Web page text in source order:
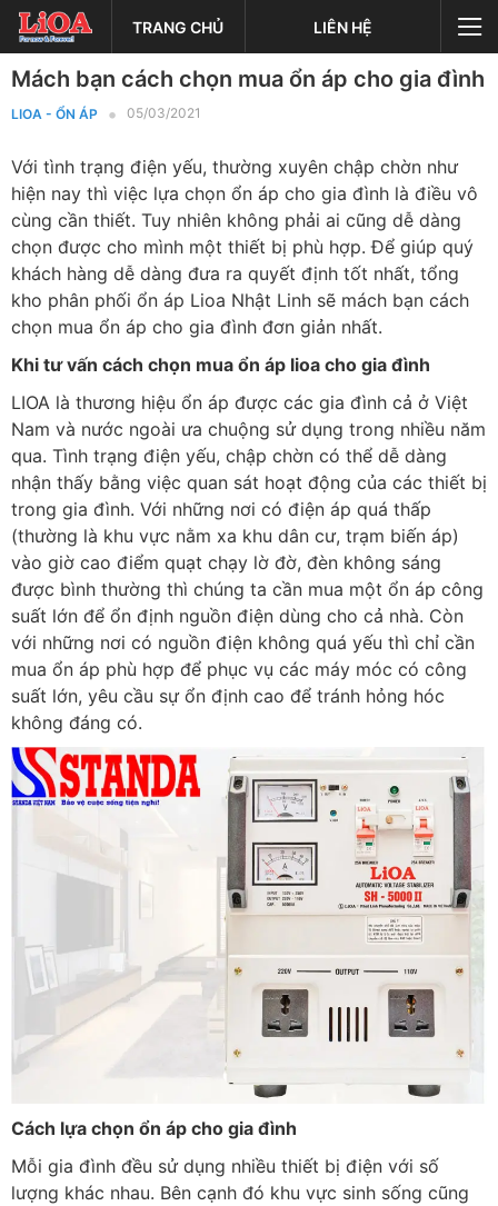
TRANG CHỦ LIÊN HỆ
Mách bạn cách chọn mua ổn áp cho gia đình
LIOA - ỔN ÁP 05/03/2021
Với tình trạng điện yếu, thường xuyên chập chờn như
hiện nay thì việc lựa chọn ổn áp cho gia đình là điều vô
cùng cần thiết. Tuy nhiên không phải ai cũng dễ dàng
chọn được cho mình một thiết bị phù hợp. Để giúp quý
khách hàng dễ dàng đưa ra quyết định tốt nhất, tổng
kho phân phối ổn áp Lioa Nhật Linh sẽ mách bạn cách
chọn mua ổn áp cho gia đình đơn giản nhất.
Khi tư vấn cách chọn mua ổn áp lioa cho gia đình
LIOA là thương hiệu ổn áp được các gia đình cả ở Việt
Nam và nước ngoài ưa chuộng sử dụng trong nhiều năm
qua. Tình trạng điện yếu, chập chờn có thể dễ dàng
nhận thấy bằng việc quan sát hoạt động của các thiết bị
trong gia đình. Với những nơi có điện áp quá thấp
(thường là khu vực nằm xa khu dân cư, trạm biến áp)
vào giờ cao điểm quạt chạy lờ đờ, đèn không sáng
được bình thường thì chúng ta cần mua một ổn áp công
suất lớn để ổn định nguồn điện dùng cho cả nhà. Còn
với những nơi có nguồn điện không quá yếu thì chỉ cần
mua ổn áp phù hợp để phục vụ các máy móc có công
suất lớn, yêu cầu sự ổn định cao để tránh hỏng hóc
không đáng có.
Cách lựa chọn ổn áp cho gia đình
Mỗi gia đình đều sử dụng nhiều thiết bị điện với số
lượng khác nhau. Bên cạnh đó khu vực sinh sống cũng